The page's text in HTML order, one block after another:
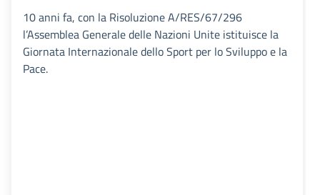
10 anni fa, con la Risoluzione A/RES/67/296
l’Assemblea Generale delle Nazioni Unite istituisce la
Giornata Internazionale dello Sport per lo Sviluppo e la
Pace.